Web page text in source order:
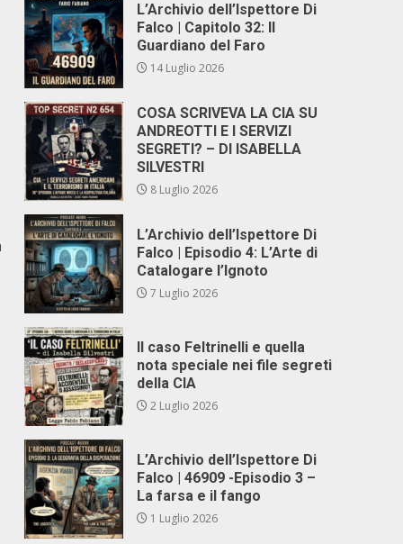
L’Archivio dell’Ispettore Di
Falco | Capitolo 32: Il
Guardiano del Faro
14 Luglio 2026
COSA SCRIVEVA LA CIA SU
ANDREOTTI E I SERVIZI
SEGRETI? – DI ISABELLA
SILVESTRI
8 Luglio 2026
L’Archivio dell’Ispettore Di
Falco | Episodio 4: L’Arte di
Catalogare l’Ignoto
7 Luglio 2026
Il caso Feltrinelli e quella
nota speciale nei file segreti
della CIA
2 Luglio 2026
L’Archivio dell’Ispettore Di
Falco | 46909 -Episodio 3 –
La farsa e il fango
1 Luglio 2026